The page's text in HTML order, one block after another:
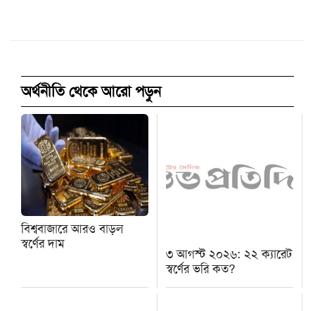
অর্থনীতি থেকে আরো পড়ুন
বিশ্ববাজারে আরও বাড়ল
স্বর্ণের দাম
৩ আগস্ট ২০২৬: ২২ ক্যারেট
স্বর্ণের ভরি কত?